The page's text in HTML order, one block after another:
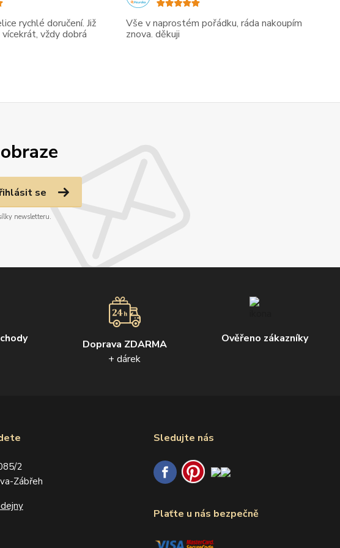
se
newsletteru.
Doprava ZDARMA
+ dárek
Ověřeno zákazníky
2
Zábřeh
Sledujte nás
Plaťte u nás bezpečně
rychlé doručení. Již
vždy dobrá
Vše v naprostém pořádku, ráda nakoupím
znova. děkuji